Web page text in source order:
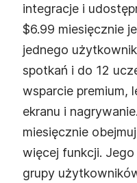
integracje i
$6.99 miesięcznie
jednego
spotkań i do 12
wsparcie premium,
ekranu i
miesięcznie
więcej funkcji.
grupy